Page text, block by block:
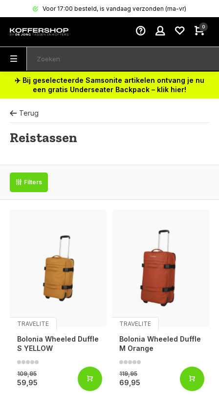
Voor 17:00 besteld, is vandaag verzonden (ma-vr)
0
✈️ Bij geselecteerde Samsonite artikelen ontvang je nu
een gratis Underseater Backpack – klik hier!
Terug
Reistassen
Filters
TRAVELITE
Bolonia Wheeled Duffle
S YELLOW
109,95
59,95
TRAVELITE
Bolonia Wheeled Duffle
M Orange
119,95
69,95